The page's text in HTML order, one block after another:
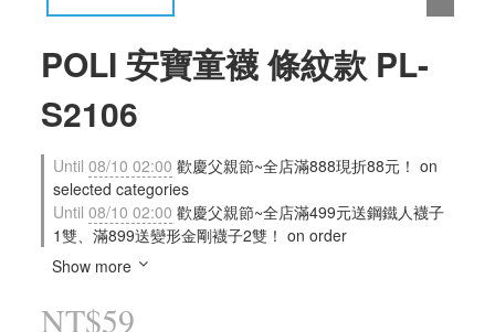
POLI 安寶童襪 條紋款 PL-
S2106
Until 08/10 02:00 歡慶父親節~全店滿888現折88元！ on
selected categories
Until 08/10 02:00 歡慶父親節~全店滿499元送鋼鐵人襪子
1雙、滿899送變形金剛襪子2雙！ on order
Show more
NT$59